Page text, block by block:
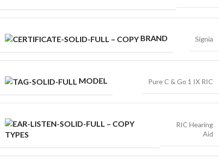
BRAND Signia
MODEL Pure C & Go 1 IX RIC
TYPES
RIC Hearing
Aid